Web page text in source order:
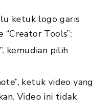
ketuk logo garis
Tools”;
kemudian pilih
ketuk video yang
Video ini tidak